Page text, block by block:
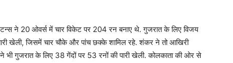
ने 20 ओवर्स में चार विकेट पर 204 रन बनाए थे. गुजरात के लिए विजय
खेली, जिसमें चार चौके और पांच छक्के शामिल रहे. शंकर ने तो आखिरी
भी गुजरात के लिए 38 गेंदों पर 53 रनों की पारी खेली. कोलकाता की ओर से